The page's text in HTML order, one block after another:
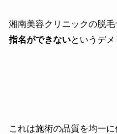
湘南美容クリニックの脱
指名ができないというデメ
これは施術の品質を均一